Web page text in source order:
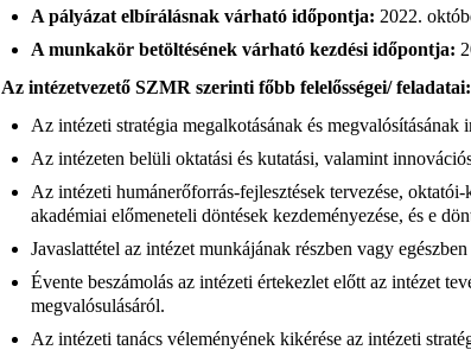
A pályázat elbírálásnak várható időpontja: 2022.
A munkakör betöltésének várható kezdési időpontja:
Az intézetvezető SZMR szerinti főbb felelősségei/ feladatai:
Az intézeti stratégia megalkotásának és megvalósításának
Az intézeten belüli oktatási és kutatási, valamint
Az intézeti humánerőforrás-fejlesztések tervezése,
akadémiai előmeneteli döntések kezdeményezése, és e
Javaslattétel az intézet munkájának részben vagy
Évente beszámolás az intézeti értekezlet előtt az intézet
megvalósulásáról.
Az intézeti tanács véleményének kikérése az intézeti